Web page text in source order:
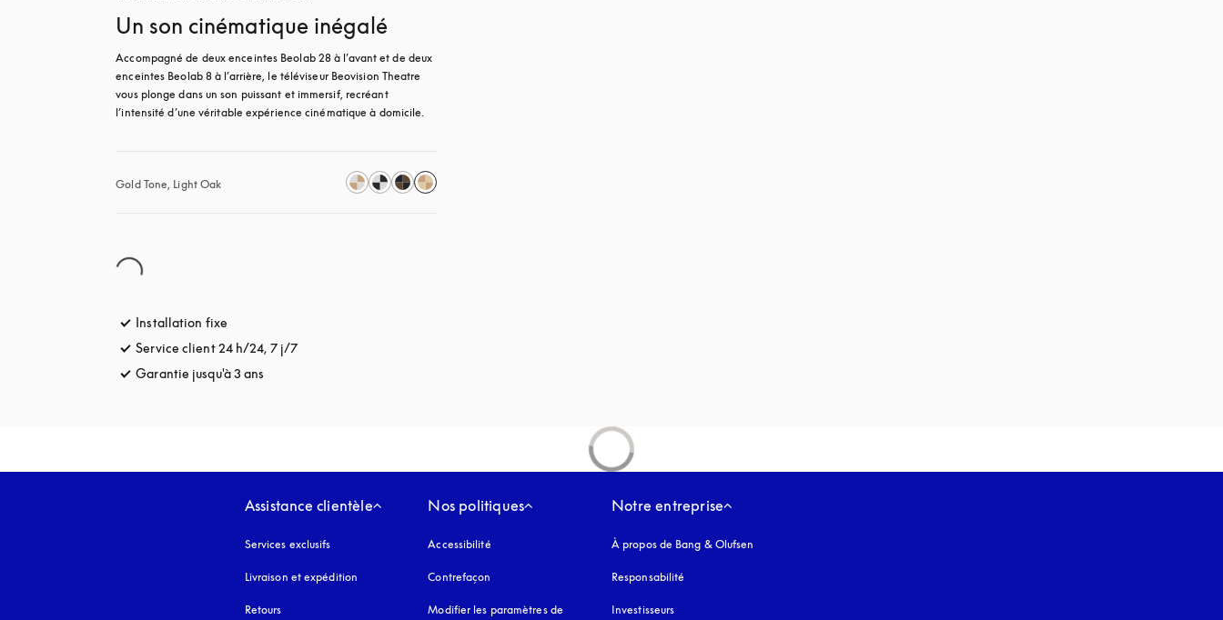
Un son cinématique inégalé
Accompagné de deux enceintes Beolab 28 à l’avant et de deux
enceintes Beolab 8 à l’arrière, le téléviseur Beovision Theatre
vous plonge dans un son puissant et immersif, recréant
l’intensité d’une véritable expérience cinématique à domicile.
Gold Tone, Light Oak
Installation fixe
Service client 24 h/24, 7 j/7
Garantie jusqu'à 3 ans
Assistance clientèle
Services exclusifs
Livraison et expédition
Retours
Nos politiques
Accessibilité s’ouvre dans un nouvel onglet
Contrefaçon s’ouvre dans un nouvel onglet
Modifier les paramètres de
Notre entreprise
À propos de Bang & Olufsen
Responsabilité
Investisseurs